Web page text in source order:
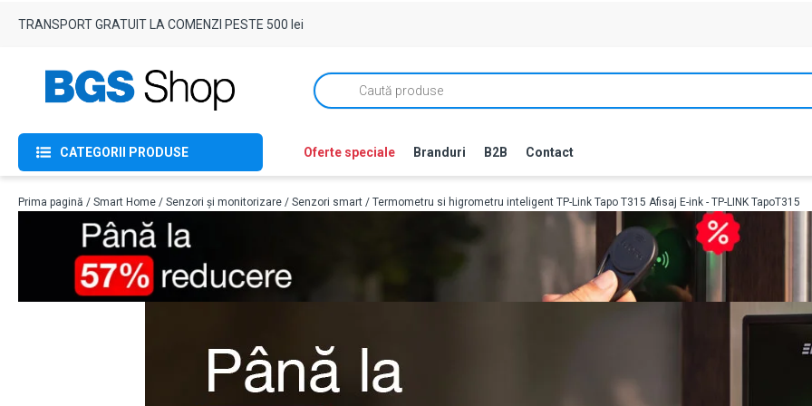
TRANSPORT GRATUIT LA COMENZI PESTE 500 lei
Products
search
CATEGORII PRODUSE Oferte speciale Branduri B2B Contact
Prima pagină / Smart Home / Senzori și monitorizare / Senzori smart / Termometru si higrometru inteligent TP-Link Tapo T315 Afisaj E-ink - TP-LINK TapoT315